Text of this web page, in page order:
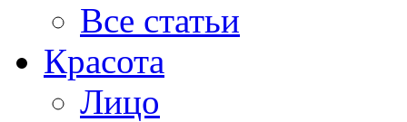
Все статьи
Красота
Лицо